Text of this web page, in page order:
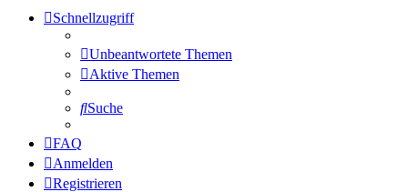
Schnellzugriff
Unbeantwortete Themen
Aktive Themen
Suche
FAQ
Anmelden
Registrieren